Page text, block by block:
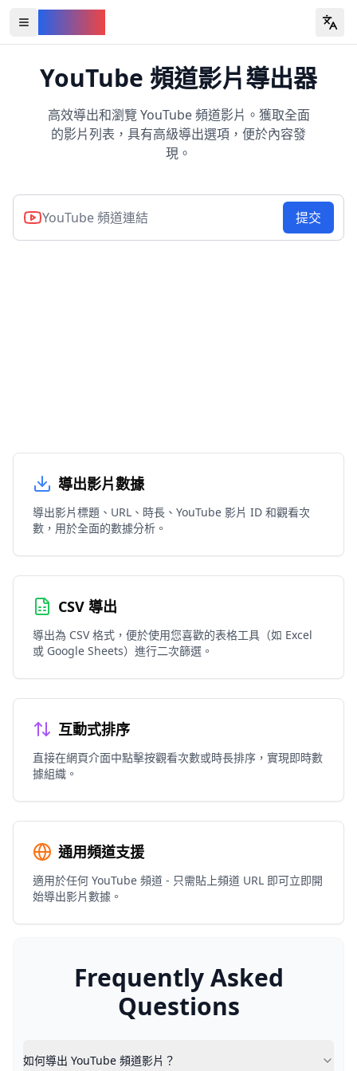
Open all YouTube tools
YouTube 頻道影片導出器
高效導出和瀏覽 YouTube 頻道影片。獲取全面
的影片列表，具有高級導出選項，便於內容發
現。
提交
導出影片數據
導出影片標題、URL、時長、YouTube 影片 ID 和觀看次
數，用於全面的數據分析。
CSV 導出
導出為 CSV 格式，便於使用您喜歡的表格工具（如 Excel
或 Google Sheets）進行二次篩選。
互動式排序
直接在網頁介面中點擊按觀看次數或時長排序，實現即時數
據組織。
通用頻道支援
適用於任何 YouTube 頻道 - 只需貼上頻道 URL 即可立即開
始導出影片數據。
Frequently Asked
Questions
如何導出 YouTube 頻道影片？